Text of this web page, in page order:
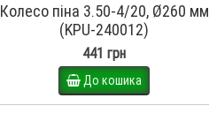
Колесо піна 3.50-4/20, Ø260 мм
(KPU-240012)
441 грн
До кошика